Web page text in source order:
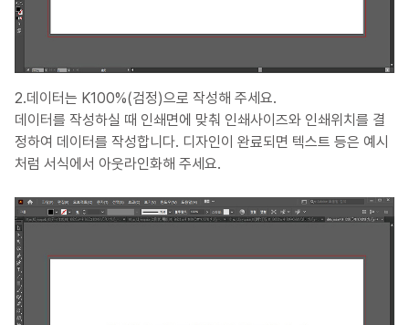
2.데이터는 K100%(검정)으로 작성해 주세요.
데이터를 작성하실 때 인쇄면에 맞춰 인쇄사이즈와 인쇄위치를 결
정하여 데이터를 작성합니다. 디자인이 완료되면 텍스트 등은 예시
처럼 서식에서 아웃라인화해 주세요.